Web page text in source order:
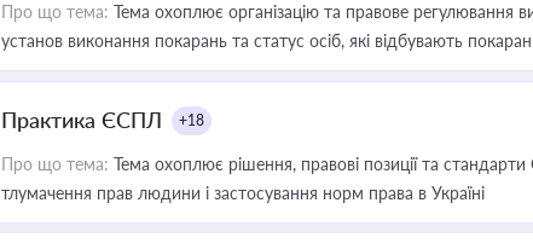
Про що тема: Тема охоплює організацію та правове регулювання
установ виконання покарань та статус осіб, які відбувають
Практика ЄСПЛ +18
Про що тема: Тема охоплює рішення, правові позиції та
тлумачення прав людини і застосування норм права в Україні